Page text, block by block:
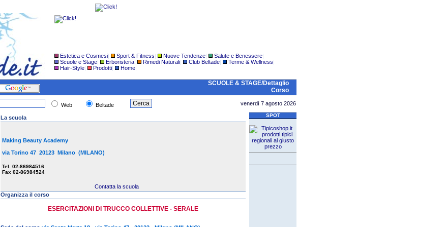
Estetica e Cosmesi| Sport & Fitness| Nuove Tendenze| Salute e Benessere|
Scuole e Stage| Erboristeria| Rimedi Naturali| Club Beltade| Terme & Wellness|
Hair-Style| Prodotti| Home|
SCUOLE & STAGE/Dettaglio
Corso
Web Beltade venerdì 7 agosto 2026
La scuola
Making Beauty Academy
via Torino 47 20123 Milano (MILANO)
Tel. 02-86984516
Fax 02-86984524
Contatta la scuola
Organizza il corso
ESERCITAZIONI DI TRUCCO COLLETTIVE - SERALE
SPOT